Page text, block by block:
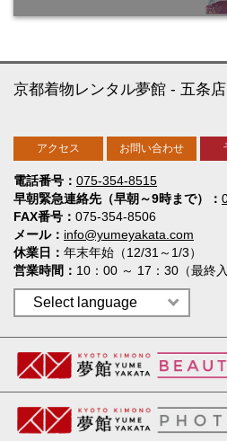
電話番号
075-354-8515
早朝緊急連絡先（早朝～9時まで）
FAX番号
075-354-8506
メール
info@yumeyakata.com
休業日
年末年始（12/31～1/3）
営業時間
10：00 ～ 17：30（最終
京都着物レンタル夢館 五条店
アクセス お問い合わせ